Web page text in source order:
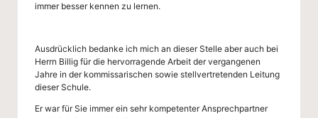
immer besser kennen zu lernen.
Ausdrücklich bedanke ich mich an dieser Stelle aber auch bei
Herrn Billig für die hervorragende Arbeit der vergangenen
Jahre in der kommissarischen sowie stellvertretenden Leitung
dieser Schule.
Er war für Sie immer ein sehr kompetenter Ansprechpartner